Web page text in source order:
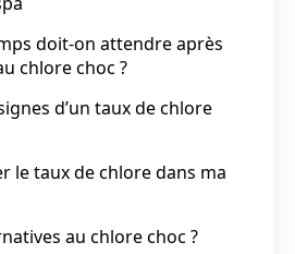
doit-on attendre après
chlore choc ?
d’un taux de chlore
le taux de chlore dans ma
au chlore choc ?